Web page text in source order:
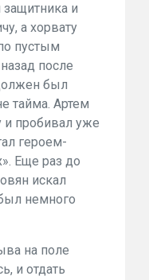
и
а хорвату
пустым
после
был
тайма. Артем
пробивал уже
героем-
Еще раз до
искал
немного
на поле
и отдать